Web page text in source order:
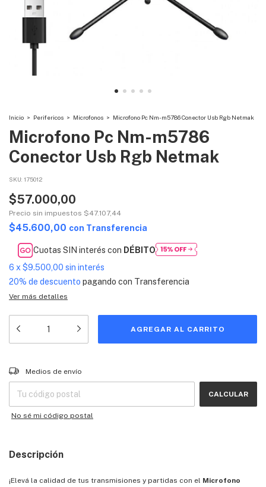
Inicio > Perifericos > Microfonos > Microfono Pc Nm-m5786 Conector Usb Rgb Netmak
Microfono Pc Nm-m5786
Conector Usb Rgb Netmak
SKU: 175012
$57.000,00
Precio sin impuestos $47.107,44
$45.600,00 con Transferencia
Cuotas SIN interés con DÉBITO
6 x $9.500,00 sin interés
20% de descuento pagando con Transferencia
Ver más detalles
Entregas para el CP:
Medios de envío
CALCULAR
No sé mi código postal
Descripción
¡Elevá la calidad de tus transmisiones y partidas con el Microfono